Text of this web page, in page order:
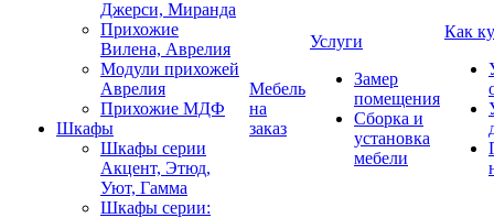
Джерси, Миранда
Прихожие
Вилена, Аврелия
Модули прихожей
Аврелия
Прихожие МДФ
Шкафы
Шкафы серии
Акцент, Этюд,
Уют, Гамма
Шкафы серии:
Мебель
на
заказ
Услуги
Замер
помещения
Сборка и
установка
мебели
Как